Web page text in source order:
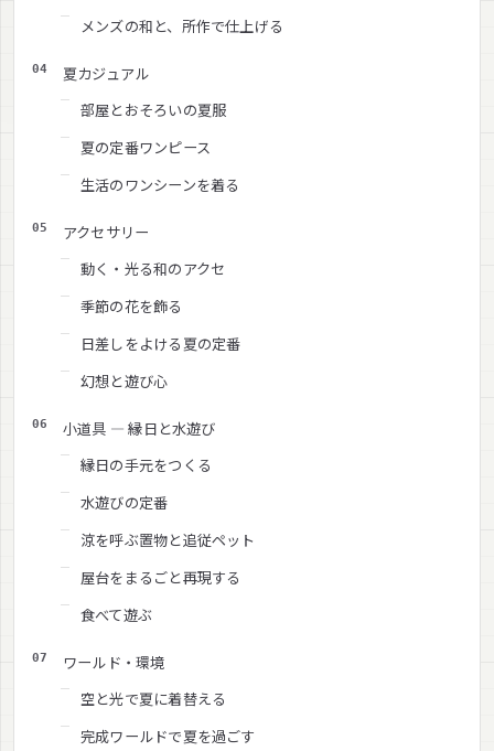
メンズの和と、所作で仕上げる
夏カジュアル
部屋とおそろいの夏服
夏の定番ワンピース
生活のワンシーンを着る
アクセサリー
動く・光る和のアクセ
季節の花を飾る
日差しをよける夏の定番
幻想と遊び心
小道具 — 縁日と水遊び
縁日の手元をつくる
水遊びの定番
涼を呼ぶ置物と追従ペット
屋台をまるごと再現する
食べて遊ぶ
ワールド・環境
空と光で夏に着替える
完成ワールドで夏を過ごす